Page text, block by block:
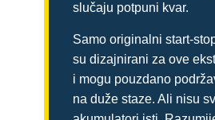
slučaju potpuni kvar.
Samo originalni start-
su dizajnirani za ove
i mogu pouzdano
na duže staze. Ali nisu